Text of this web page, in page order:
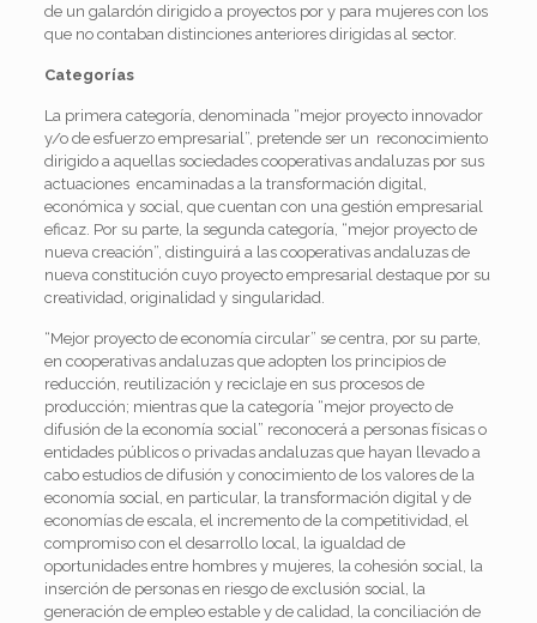
de un galardón dirigido a proyectos por y para mujeres con los
que no contaban distinciones anteriores dirigidas al sector.
Categorías
La primera categoría, denominada “mejor proyecto innovador
y/o de esfuerzo empresarial”, pretende ser un reconocimiento
dirigido a aquellas sociedades cooperativas andaluzas por sus
actuaciones encaminadas a la transformación digital,
económica y social, que cuentan con una gestión empresarial
eficaz. Por su parte, la segunda categoría, “mejor proyecto de
nueva creación”, distinguirá a las cooperativas andaluzas de
nueva constitución cuyo proyecto empresarial destaque por su
creatividad, originalidad y singularidad.
“Mejor proyecto de economía circular” se centra, por su parte,
en cooperativas andaluzas que adopten los principios de
reducción, reutilización y reciclaje en sus procesos de
producción; mientras que la categoría “mejor proyecto de
difusión de la economía social” reconocerá a personas físicas o
entidades públicos o privadas andaluzas que hayan llevado a
cabo estudios de difusión y conocimiento de los valores de la
economía social, en particular, la transformación digital y de
economías de escala, el incremento de la competitividad, el
compromiso con el desarrollo local, la igualdad de
oportunidades entre hombres y mujeres, la cohesión social, la
inserción de personas en riesgo de exclusión social, la
generación de empleo estable y de calidad, la conciliación de